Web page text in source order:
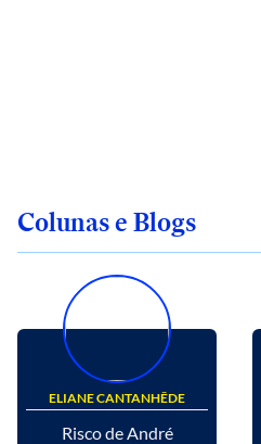
Colunas e Blogs
ELIANE CANTANHÊDE
Risco de André